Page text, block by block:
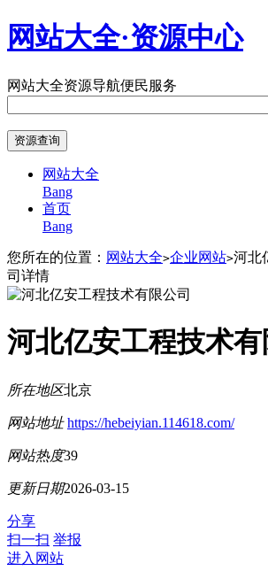
网站大全·资源中心
网站大全资源导航便民服务
网站大全
Bang
首页
Bang
您所在的位置： 网站大全>企业网站>河北
司详情
河北亿安工程技术有
所在地区北京
网站地址 https://hebeiyian.114618.com/
网站热度39
更新日期2026-03-15
分享
扫一扫 举报
进入网站